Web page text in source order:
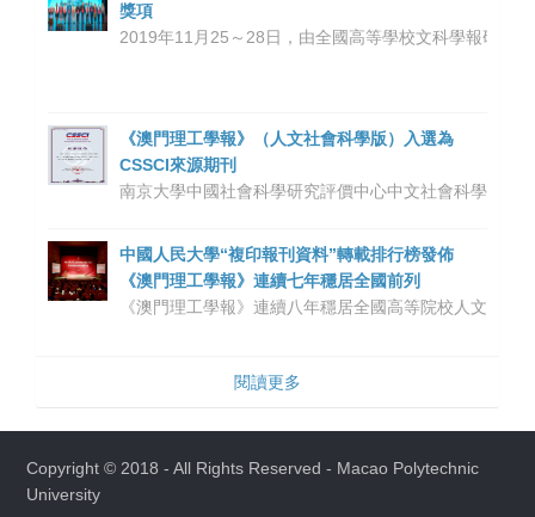
獎項
2019年11月25～28日，由全國高等學校文科學報研究
《澳門理工學報》（人文社會科學版）入選為
CSSCI來源期刊
南京大學中國社會科學研究評價中心中文社會科學引文
中國人民大學“複印報刊資料”轉載排行榜發佈
《澳門理工學報》連續七年穩居全國前列
《澳門理工學報》連續八年穩居全國高等院校人文社科
閱讀更多
Copyright © 2018 - All Rights Reserved - Macao Polytechnic
University